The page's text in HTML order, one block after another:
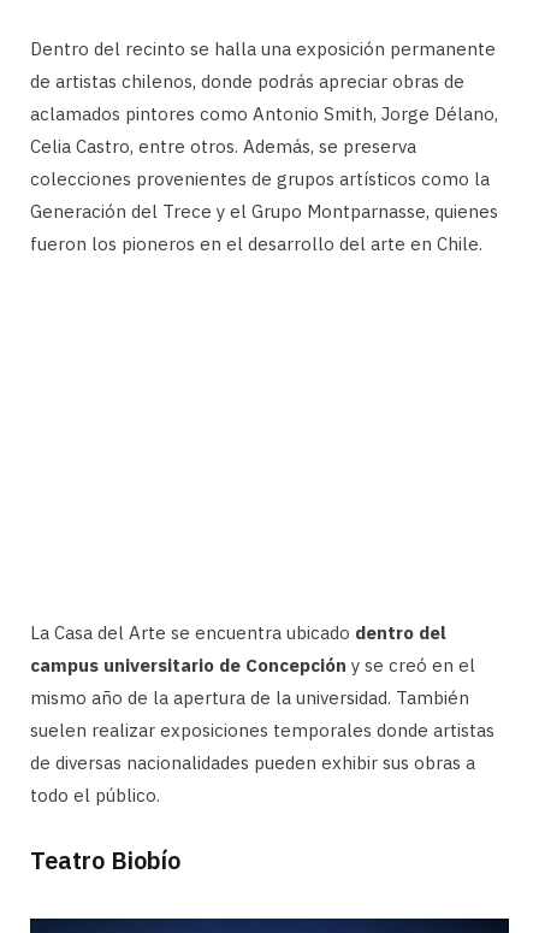
Dentro del recinto se halla una exposición permanente
de artistas chilenos, donde podrás apreciar obras de
aclamados pintores como Antonio Smith, Jorge Délano,
Celia Castro, entre otros. Además, se preserva
colecciones provenientes de grupos artísticos como la
Generación del Trece y el Grupo Montparnasse, quienes
fueron los pioneros en el desarrollo del arte en Chile.
La Casa del Arte se encuentra ubicado dentro del
campus universitario de Concepción y se creó en el
mismo año de la apertura de la universidad. También
suelen realizar exposiciones temporales donde artistas
de diversas nacionalidades pueden exhibir sus obras a
todo el público.
Teatro Biobío